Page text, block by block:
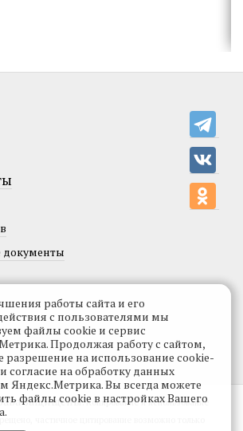
защищены.Копирование и использование
частичное цитирование возможно только
работы сайта и его
с пользователями мы
файлы cookie и сервис
Продолжая работу с сайтом,
разрешение на использование cookie-
согласие на обработку данных
Яндекс.Метрика. Вы всегда можете
файлы cookie в настройках Вашего